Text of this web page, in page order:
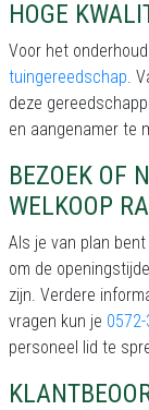
HOGE
Voor het
tuingereedschap.
deze
en aangenamer te
BEZOEK OF
WELKOOP
Als je van plan
om de
zijn. Verdere
vragen kun je
personeel lid te